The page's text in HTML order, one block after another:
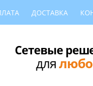
ДОСТАВКА
Сетевые
для